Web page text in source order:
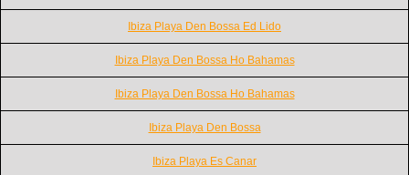
Ibiza Playa Den Bossa Ed Lido
Ibiza Playa Den Bossa Ho Bahamas
Ibiza Playa Den Bossa Ho Bahamas
Ibiza Playa Den Bossa
Ibiza Playa Es Canar